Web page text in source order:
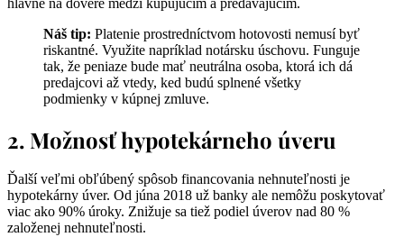
Náš tip: Platenie prostredníctvom hotovosti nemusí byť
riskantné. Využite napríklad notársku úschovu. Funguje
tak, že peniaze bude mať neutrálna osoba, ktorá ich dá
predajcovi až vtedy, ked budú splnené všetky
podmienky v kúpnej zmluve.
2. Možnosť hypotekárneho úveru
Ďalší veľmi obľúbený spôsob financovania nehnuteľnosti je
hypotekárny úver. Od júna 2018 už banky ale nemôžu poskytovať
viac ako 90% úroky. Znižuje sa tiež podiel úverov nad 80 %
založenej nehnuteľnosti.